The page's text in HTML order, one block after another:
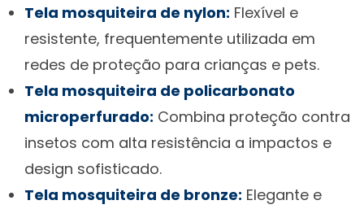
Tela mosquiteira de nylon: Flexível e
resistente, frequentemente utilizada em
redes de proteção para crianças e pets.
Tela mosquiteira de policarbonato
microperfurado: Combina proteção contra
insetos com alta resistência a impactos e
design sofisticado.
Tela mosquiteira de bronze: Elegante e